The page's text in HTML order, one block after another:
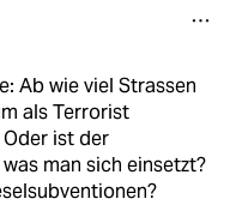
Ab wie viel Strassen
als Terrorist
ist der
man sich einsetzt?